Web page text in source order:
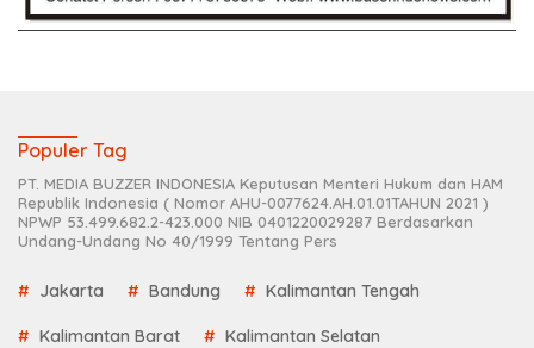
Populer Tag
PT. MEDIA BUZZER INDONESIA Keputusan Menteri Hukum dan HAM
Republik Indonesia ( Nomor AHU-0077624.AH.01.01TAHUN 2021 )
NPWP 53.499.682.2-423.000 NIB 0401220029287 Berdasarkan
Undang-Undang No 40/1999 Tentang Pers
Jakarta Bandung Kalimantan Tengah
Kalimantan Barat Kalimantan Selatan